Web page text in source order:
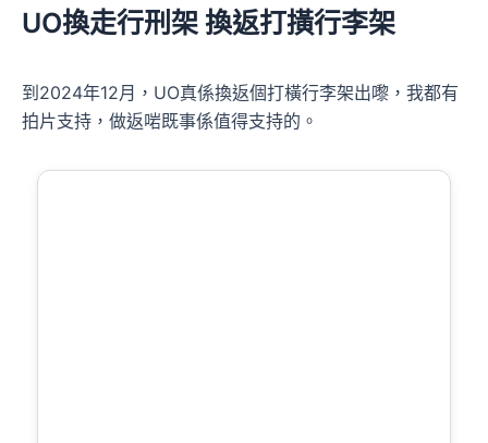
UO換走行刑架 換返打撗行李架
到2024年12月，UO真係換返個打橫行李架出嚟，我都有
拍片支持，做返啱既事係值得支持的。